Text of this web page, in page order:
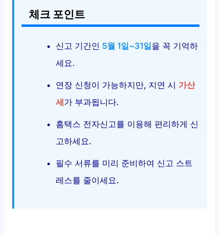
체크 포인트
신고 기간인 5월 1일~31일을 꼭 기억하
세요.
연장 신청이 가능하지만, 지연 시 가산
세 가 부과됩니다.
홈택스 전자신고를 이용해 편리하게 신
고하세요.
필수 서류를 미리 준비하여 신고 스트
레스를 줄이세요.